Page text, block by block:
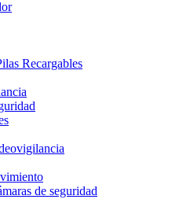
Recargables
de seguridad